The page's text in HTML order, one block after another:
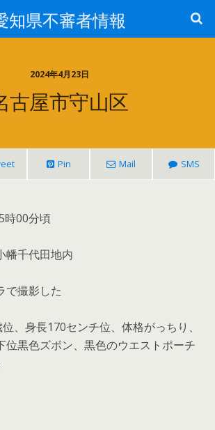
知県不審者情報
2024年4月23日
古屋市守山区
Pin Mail SMS
時00分頃
幡千代田地内
で撮影した
、身長170センチ位、体格がっちり、
位黒色ズボン、黒色のウエストポーチ